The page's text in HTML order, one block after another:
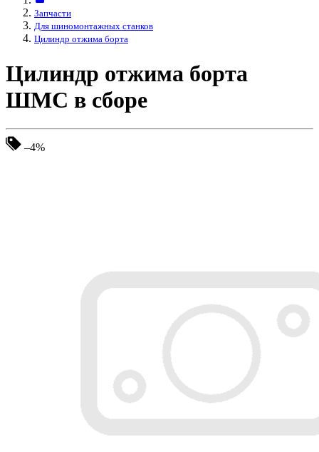
Запчасти
Для шиномонтажных станков
Цилиндр отжима борта
Цилиндр отжима борта
ШМС в сборе
–4%